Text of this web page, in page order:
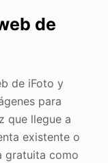
de
de iFoto y
para
que llegue a
existente o
gratuita como